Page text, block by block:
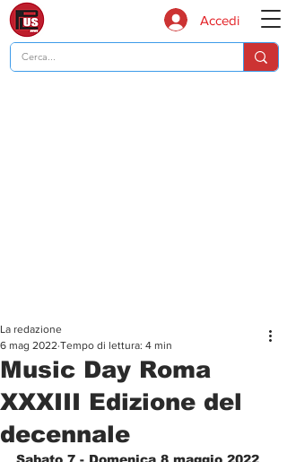
Accedi
Music Day Roma
XXXIII Edizione del
decennale
La redazione
6 mag 2022 Tempo di lettura: 4 min